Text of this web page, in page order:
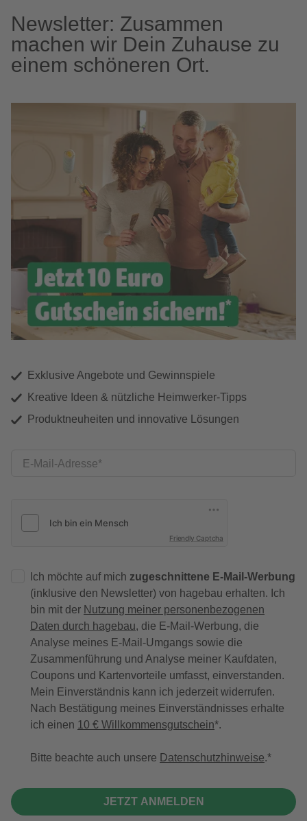
Newsletter: Zusammen
machen wir Dein Zuhause zu
einem schöneren Ort.
Exklusive Angebote und Gewinnspiele
Kreative Ideen & nützliche Heimwerker-Tipps
Produktneuheiten und innovative Lösungen
E-Mail-Adresse
Friendly Captcha
Ich möchte auf mich zugeschnittene E-Mail-Werbung
(inklusive den Newsletter) von hagebau erhalten. Ich
bin mit der Nutzung meiner personenbezogenen
Daten durch hagebau, die E-Mail-Werbung, die
Analyse meines E-Mail-Umgangs sowie die
Zusammenführung und Analyse meiner Kaufdaten,
Coupons und Kartenvorteile umfasst, einverstanden.
Mein Einverständnis kann ich jederzeit widerrufen.
Nach Bestätigung meines Einverständnisses erhalte
ich einen 10 € Willkommensgutschein*.
Bitte beachte auch unsere Datenschutzhinweise.
JETZT ANMELDEN